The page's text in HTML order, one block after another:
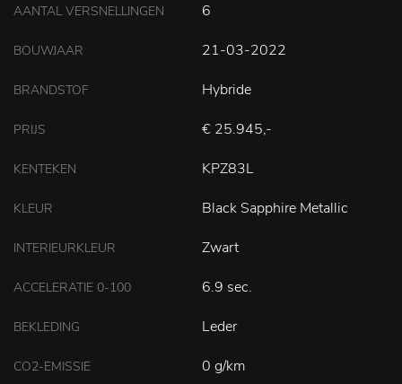
AANTAL VERSNELLINGEN 6
BOUWJAAR 21-03-2022
BRANDSTOF Hybride
PRIJS € 25.945,-
KENTEKEN KPZ83L
KLEUR Black Sapphire Metallic
INTERIEURKLEUR Zwart
ACCELERATIE 0-100 6.9 sec.
BEKLEDING Leder
CO2-EMISSIE 0 g/km